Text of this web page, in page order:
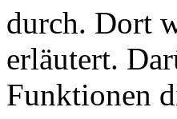
durch. Dort
erläutert.
Funktionen